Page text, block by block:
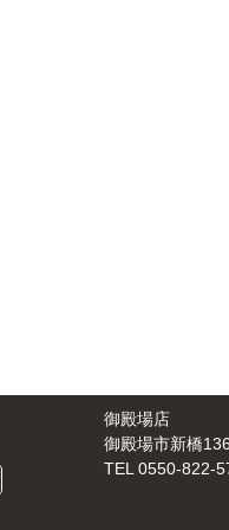
御殿場店
御殿場市新橋
TEL 0550-822-